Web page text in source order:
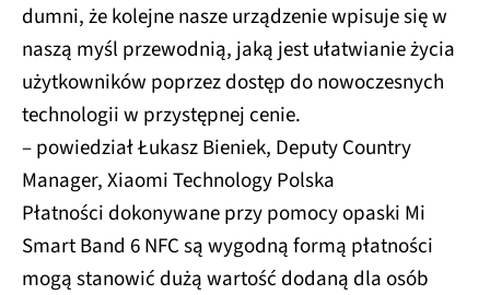
dumni, że kolejne nasze urządzenie wpisuje się w
naszą myśl przewodnią, jaką jest ułatwianie życia
użytkowników poprzez dostęp do nowoczesnych
technologii w przystępnej cenie.
– powiedział Łukasz Bieniek, Deputy Country
Manager, Xiaomi Technology Polska
Płatności dokonywane przy pomocy opaski Mi
Smart Band 6 NFC są wygodną formą płatności
mogą stanowić dużą wartość dodaną dla osób